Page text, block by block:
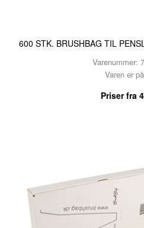
600 STK. BRUSHBAG TIL
Varenummer:
Varen er
Priser fra